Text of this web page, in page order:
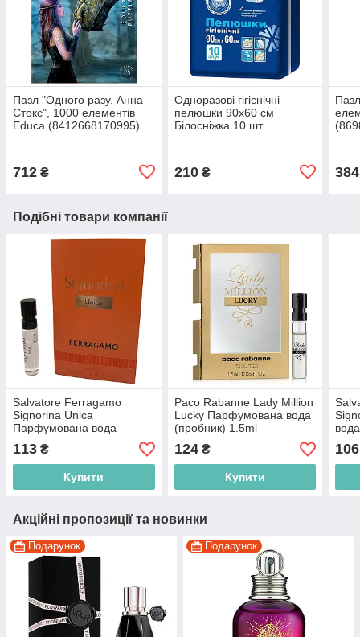
Пазл "Одного разу. Анна
Стокс", 1000 елементів
Educa (8412668170995)
712 ₴
Одноразові гігієнічні
пелюшки 90х60 см
Білосніжка 10 шт.
210₴ 384
Подібні товари компанії
Salvatore Ferragamo
Signorina Unica
Парфумована вода
(пробник) 1.5ml
(8052464896110)
113 ₴
Купити
Paco Rabanne Lady Million
Lucky Парфумована вода
(пробник) 1.5ml
(3349668566846)
124₴
Купити
106
Акційні пропозиції та новинки
Подарунок Подарунок